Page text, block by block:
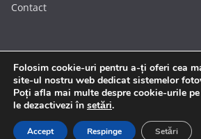
Contact
Drepturi de autor © 2026Sisteme
drepturile rezervate.
Temă: ColorMagde ThemeGrill.
Folosim cookie-uri pentru a-ți oferi cea
site-ul nostru web dedicat sistemelor
Poți afla mai multe despre cookie-urile
le dezactivezi în setări.
Accept Respinge Setări